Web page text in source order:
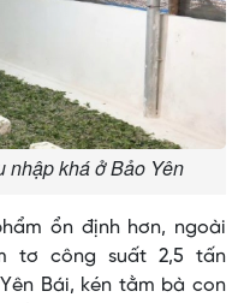
nhập khá ở Bảo Yên
ổn định hơn, ngoài
tơ công suất 2,5 tấn
Bái, kén tằm bà con